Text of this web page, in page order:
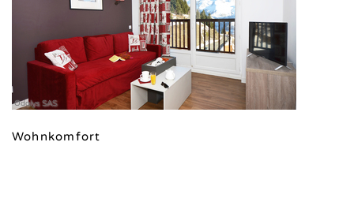
Odalys SAS
Wohnkomfort